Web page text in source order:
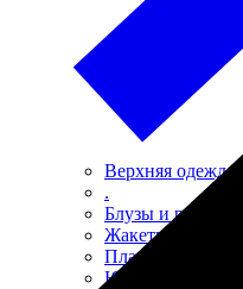
Верхняя одежда
.
Блузы и рубашки
Жакеты и жилеты
Платья
Юбки и брюки